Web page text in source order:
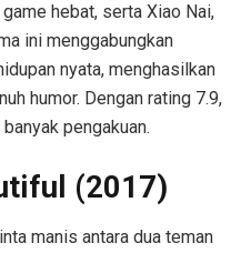
hebat, serta Xiao Nai,
ini menggabungkan
nyata, menghasilkan
humor. Dengan rating 7.9,
pengakuan.
(2017)
manis antara dua teman